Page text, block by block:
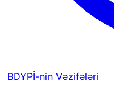
BDYPİ-nin Vəzifələri